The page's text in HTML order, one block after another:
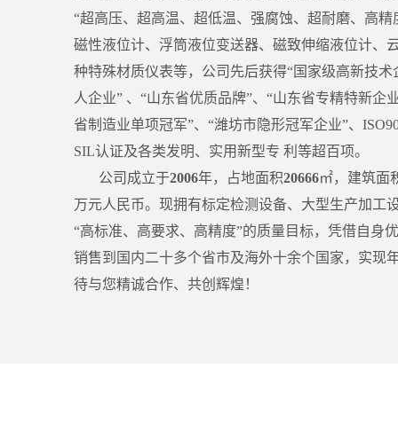
“超高压、超高温、超低温、强腐蚀、超耐磨、高
磁性液位计、浮筒液位变送器、磁致伸缩液位计、
种特殊材质仪表等，公司先后获得“国家级高新技术
人企业” 、“山东省优质品牌”、“山东省专精特新企
省制造业单项冠军”、“潍坊市隐形冠军企业”、
SIL认证及各类发明、实用新型专 利等超百项。
公司成立于2006年，占地面积20666㎡，建筑面
万元人民币。现拥有标定检测设备、大型生产加工
“高标准、高要求、高精度”的质量目标，凭借自身
销售到国内二十多个省市及海外十余个国家，实现
待与您精诚合作、共创辉煌！